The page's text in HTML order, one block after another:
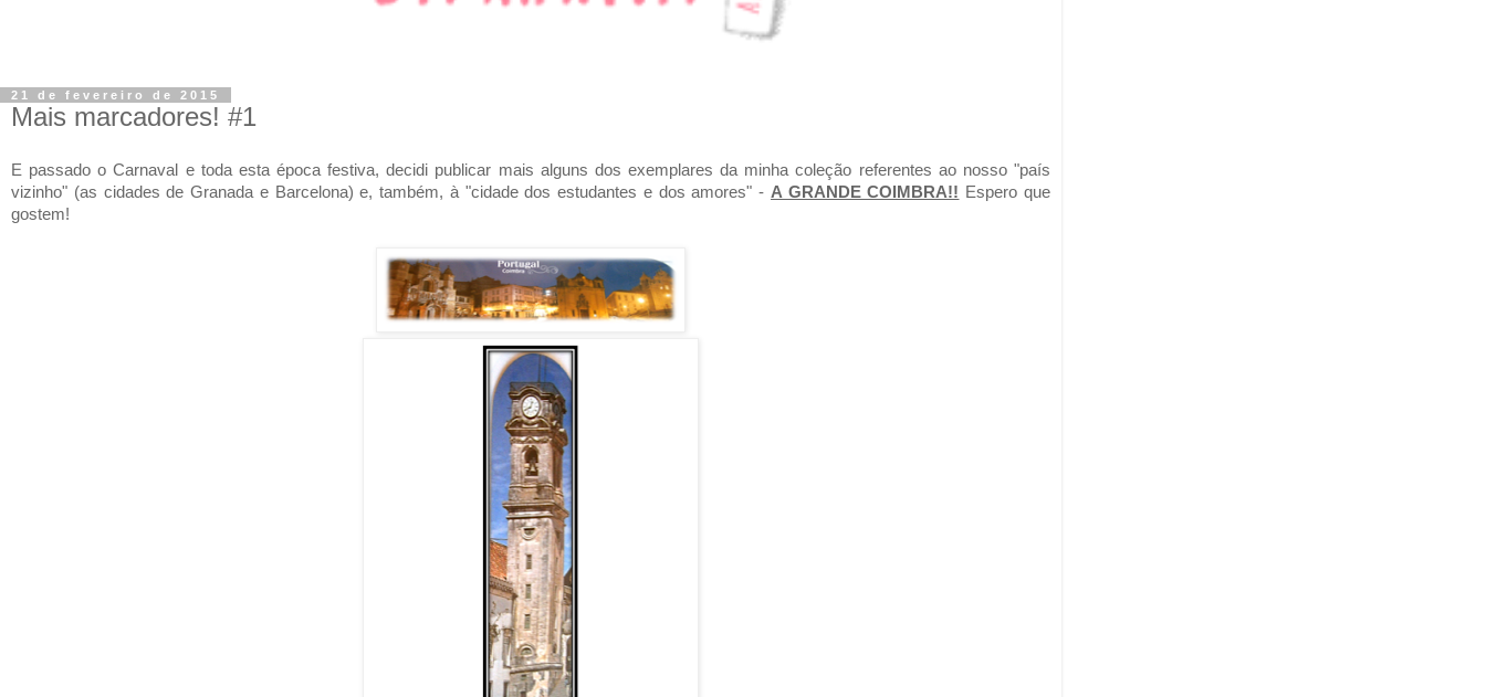
21 de fevereiro de 2015
Mais marcadores! #1
E passado o Carnaval e toda esta época festiva, decidi publicar mais alguns dos exemplares da minha coleção referentes ao nosso "país
vizinho" (as cidades de Granada e Barcelona) e, também, à "cidade dos estudantes e dos amores" - A GRANDE COIMBRA!! Espero que
gostem!